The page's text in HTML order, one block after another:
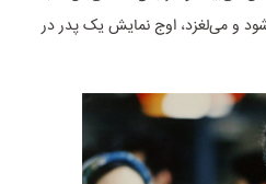
و می‌لغزد، اوج نمایش یک پدر در